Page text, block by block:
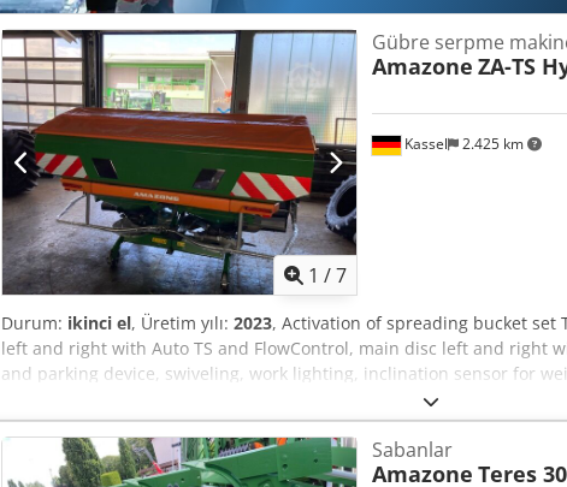
1 /7
Kassel 2.425 km
Gübre serpme
Amazone ZA-TS
Durum: ikinci el, Üretim yılı: 2023, Activation of spreading bucket
left and right with Auto TS and FlowControl, main disc left and right
and parking device, swiveling, work lighting, inclination sensor for
Sabanlar
Amazone Teres